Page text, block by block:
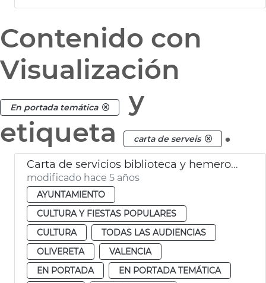
Contenido con
Visualización
En portada temática
y
etiqueta
carta de serveis .
Carta de servicios biblioteca y hemeroteca
modificado hace 5 años
AYUNTAMIENTO
CULTURA Y FIESTAS POPULARES
CULTURA
TODAS LAS AUDIENCIAS
OLIVERETA
VALENCIA
EN PORTADA
EN PORTADA TEMÁTICA